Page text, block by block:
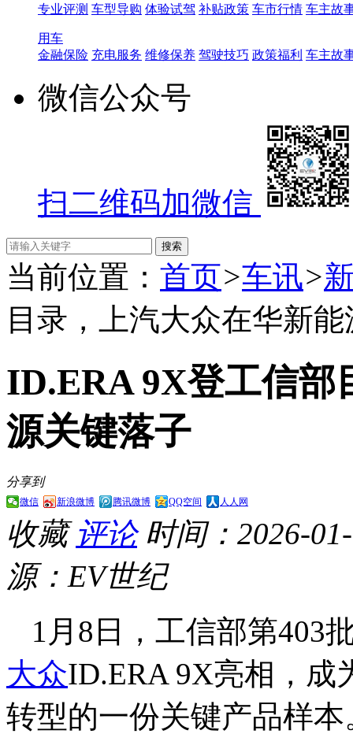
专业评测 车型导购 体验试驾 补贴政策 车市行情 车主故
用车
金融保险 充电服务 维修保养 驾驶技巧 政策福利 车主故
微信公众号
扫二维码加微信
当前位置： 首页>车讯>
目录，上汽大众在华新
ID.ERA 9X登工信部
源关键落子
分享到
微信 新浪微博 腾讯微博 QQ空间 人人网
收藏 评论 时间：2026-
源：EV世纪
1月8日，工信部第403
大众ID.ERA 9X亮相，成
转型的一份关键产品样